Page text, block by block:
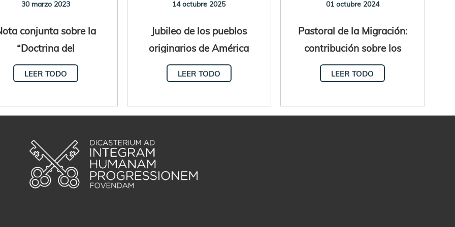
30 marzo 2023
conjunta sobre la
“Doctrina del
descubrimiento”
LEER TODO
14 octubre 2025
Jubileo de los pueblos
originarios de América
Latina y el Caribe
LEER TODO
01 octubre 2024
Pastoral de la Migración:
contribución sobre los
desafíos de la Iglesia en
Canadá
LEER TODO